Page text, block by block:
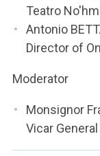
Teatro
Antonio
Director of
Moderator
Monsignor
Vicar